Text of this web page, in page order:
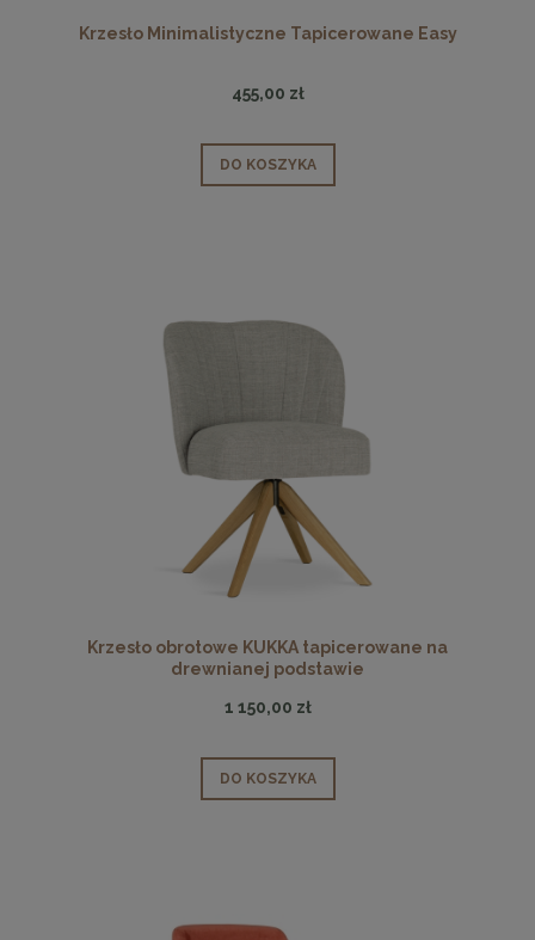
Krzesło Minimalistyczne Tapicerowane Easy
455,00 zł
DO KOSZYKA
Krzesło obrotowe KUKKA tapicerowane na
drewnianej podstawie
1 150,00 zł
DO KOSZYKA